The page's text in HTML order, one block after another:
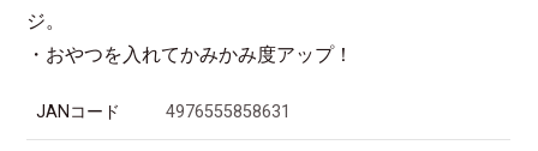
ジ。
・おやつを入れてかみかみ度アップ！
JANコード 4976555858631